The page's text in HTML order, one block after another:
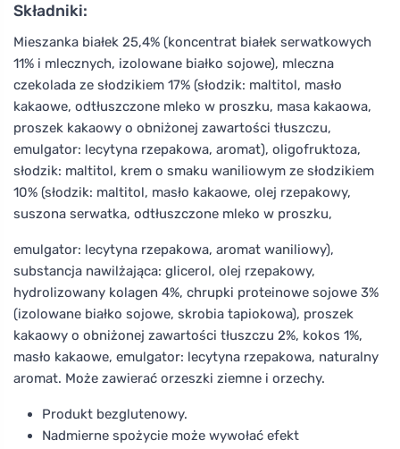
Składniki:
Mieszanka białek 25,4% (koncentrat białek serwatkowych
11% i mlecznych, izolowane białko sojowe), mleczna
czekolada ze słodzikiem 17% (słodzik: maltitol, masło
kakaowe, odtłuszczone mleko w proszku, masa kakaowa,
proszek kakaowy o obniżonej zawartości tłuszczu,
emulgator: lecytyna rzepakowa, aromat), oligofruktoza,
słodzik: maltitol, krem o smaku waniliowym ze słodzikiem
10% (słodzik: maltitol, masło kakaowe, olej rzepakowy,
suszona serwatka, odtłuszczone mleko w proszku,
emulgator: lecytyna rzepakowa, aromat waniliowy),
substancja nawilżająca: glicerol, olej rzepakowy,
hydrolizowany kolagen 4%, chrupki proteinowe sojowe 3%
(izolowane białko sojowe, skrobia tapiokowa), proszek
kakaowy o obniżonej zawartości tłuszczu 2%, kokos 1%,
masło kakaowe, emulgator: lecytyna rzepakowa, naturalny
aromat. Może zawierać orzeszki ziemne i orzechy.
Produkt bezglutenowy.
Nadmierne spożycie może wywołać efekt